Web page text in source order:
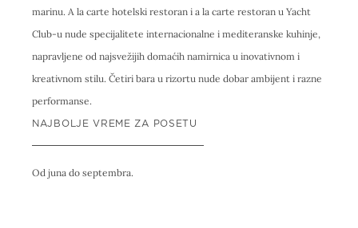
marinu. A la carte hotelski restoran i a la carte restoran u Yacht
Club-u nude specijalitete internacionalne i mediteranske kuhinje,
napravljene od najsvežijih domaćih namirnica u inovativnom i
kreativnom stilu. Četiri bara u rizortu nude dobar ambijent i razne
performanse.
NAJBOLJE VREME ZA POSETU
Od juna do septembra.